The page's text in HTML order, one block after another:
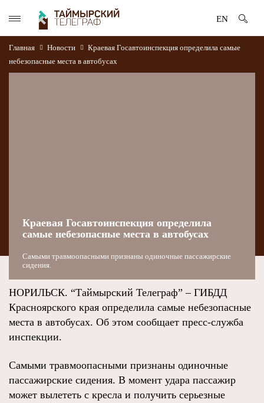
EN
Главная Новости
Краевая Госавтоинспекция определила самые
небезопасные места в автобусах
Краевая Госавтоинспекция определила
самые небезопасные места в автобусах
Самыми травмоопасными признаны одиночные пассажирские
сидения.
НОРИЛЬСК. “Таймырский Телеграф” – ГИБДД
Красноярского края определила самые небезопасные
места в автобусах. Об этом сообщает пресс-служба
инспекции.
Самыми травмоопасными признаны одиночные
пассажирские сидения. В момент удара пассажир
может вылететь с кресла и получить серьезные